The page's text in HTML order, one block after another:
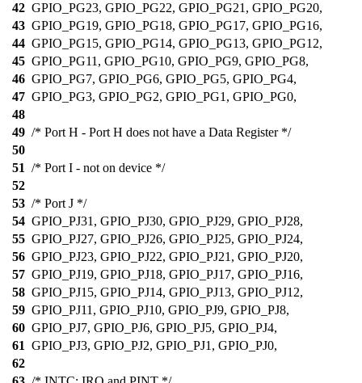
42 GPIO_PG23, GPIO_PG22, GPIO_PG21, GPIO_PG20,
43 GPIO_PG19, GPIO_PG18, GPIO_PG17, GPIO_PG16,
44 GPIO_PG15, GPIO_PG14, GPIO_PG13, GPIO_PG12,
45 GPIO_PG11, GPIO_PG10, GPIO_PG9, GPIO_PG8,
46 GPIO_PG7, GPIO_PG6, GPIO_PG5, GPIO_PG4,
47 GPIO_PG3, GPIO_PG2, GPIO_PG1, GPIO_PG0,
48
49 /* Port H - Port H does not have a Data Register */
50
51 /* Port I - not on device */
52
53 /* Port J */
54 GPIO_PJ31, GPIO_PJ30, GPIO_PJ29, GPIO_PJ28,
55 GPIO_PJ27, GPIO_PJ26, GPIO_PJ25, GPIO_PJ24,
56 GPIO_PJ23, GPIO_PJ22, GPIO_PJ21, GPIO_PJ20,
57 GPIO_PJ19, GPIO_PJ18, GPIO_PJ17, GPIO_PJ16,
58 GPIO_PJ15, GPIO_PJ14, GPIO_PJ13, GPIO_PJ12,
59 GPIO_PJ11, GPIO_PJ10, GPIO_PJ9, GPIO_PJ8,
60 GPIO_PJ7, GPIO_PJ6, GPIO_PJ5, GPIO_PJ4,
61 GPIO_PJ3, GPIO_PJ2, GPIO_PJ1, GPIO_PJ0,
62